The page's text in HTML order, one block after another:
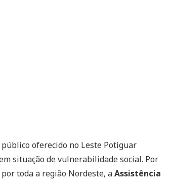
oferecido no Leste Potiguar
situação de vulnerabilidade social. Por
toda a região Nordeste, aAssistência